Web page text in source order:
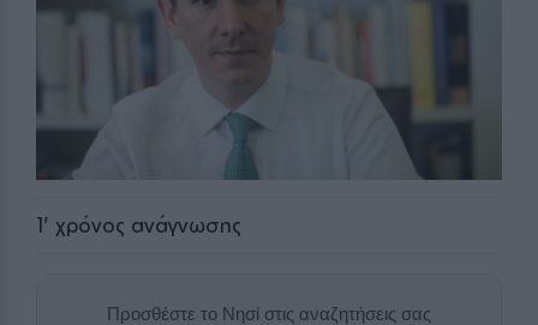
1' χρόνος ανάγνωσης
Προσθέστε το Νησί στις αναζητήσεις σας